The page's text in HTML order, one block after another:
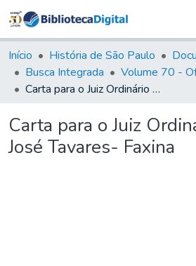
&
Coleções
Tudo na
Biblioteca
Estatísticas
Início História de São Paulo
Busca Integrada
Carta para o Juiz Ordinário Pedro José Tavares- Faxina
Carta para o Juiz
José Tavares- Faxina